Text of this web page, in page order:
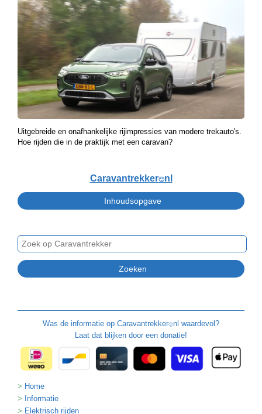
Uitgebreide en onafhankelijke rijimpressies van modere trekauto's.
Hoe rijden die in de praktijk met een caravan?
Caravantrekker🙂nl
Was de informatie op Caravantrekker🙂nl waardevol?
Laat dat blijken door een donatie!
Home
Informatie
Elektrisch rijden